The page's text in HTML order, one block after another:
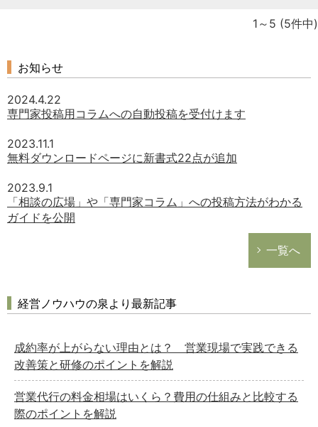
1～5 (5件中)
お知らせ
2024.4.22
専門家投稿用コラムへの自動投稿を受付けます
2023.11.1
無料ダウンロードページに新書式22点が追加
2023.9.1
「相談の広場」や「専門家コラム」への投稿方法がわかる
ガイドを公開
一覧へ
経営ノウハウの泉より最新記事
成約率が上がらない理由とは？ 営業現場で実践できる
改善策と研修のポイントを解説
営業代行の料金相場はいくら？費用の仕組みと比較する
際のポイントを解説